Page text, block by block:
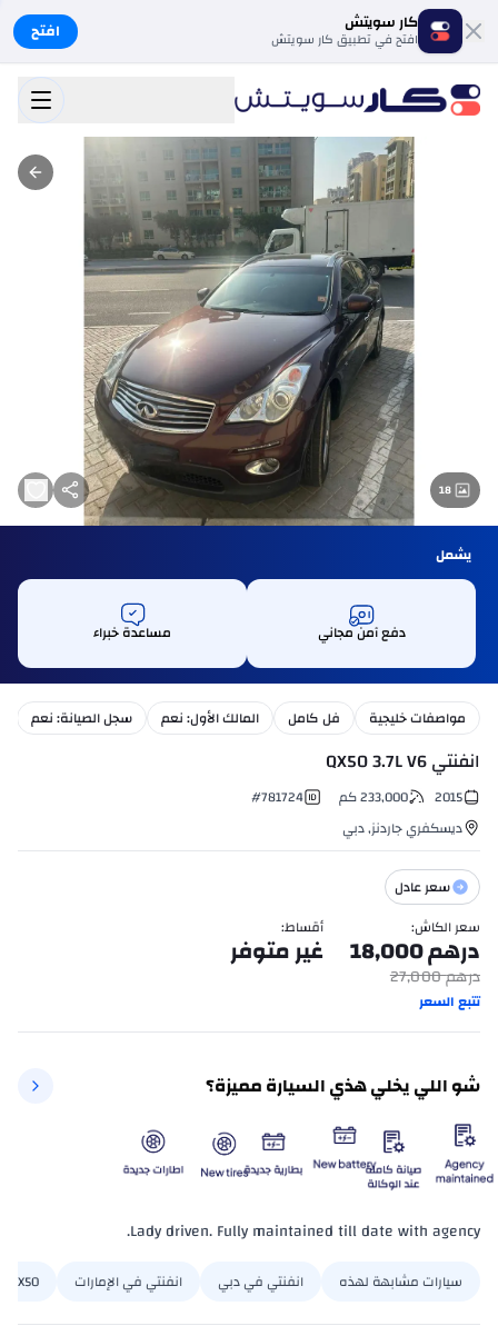
كار سويتش
افتح في تطبيق كار سويتش افتح
18
يشمل
دفع آمن مجاني مساعدة خبراء
مواصفات خليجية فل كامل المالك الأول: نعم سجل الصيانة: نعم
انفنتي QX50 3.7L V6
2015
233,000 كم #781724
ديسكفري جاردنز,دبي
سعر عادل
سعر الكاش:
درهم18,000
درهم27,000
تتبع السعر
أقساط:
غير متوفر
شو اللي يخلي هذي السيارة مميزة؟
Lady driven. Fully maintained till date with agency.
سيارات مشابهة لهذه انفنتي في دبي انفنتي في الإمارات QX50 في دبي